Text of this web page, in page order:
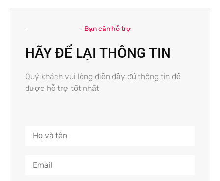
Bạn cần hỗ trợ
HÃY ĐỂ LẠI THÔNG TIN
Quý khách vui lòng điền đầy đủ thông tin để
được hỗ trợ tốt nhất